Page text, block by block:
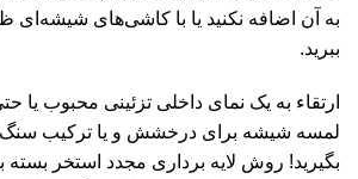
به آن اضافه نکنید یا با کاشی‌های شیشه‌ای
ببرید.
ارتقاء به یک نمای داخلی تزئینی محبوب یا
لمسه شیشه برای درخشش و یا ترکیب سنگ
بگیرید! روش لایه برداری مجدد استخر بسته